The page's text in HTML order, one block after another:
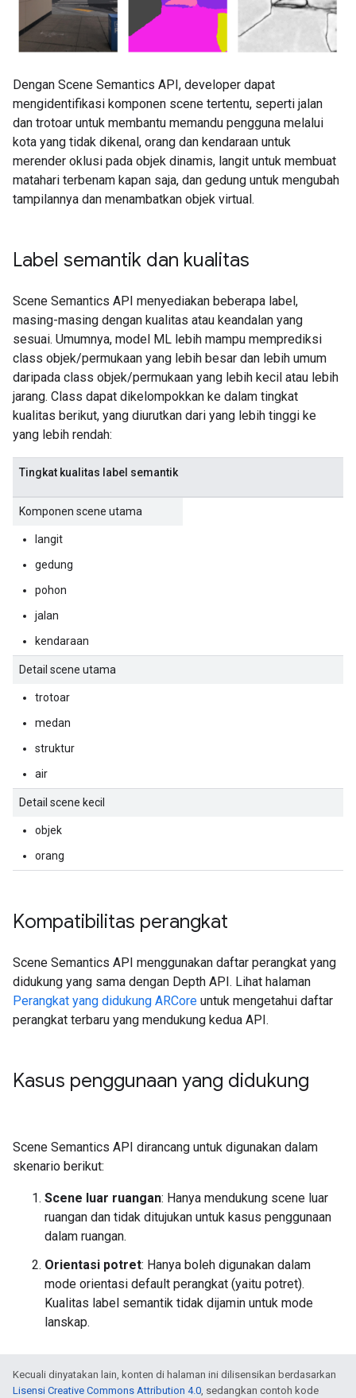
Dengan Scene Semantics API, developer dapat
mengidentifikasi komponen scene tertentu, seperti jalan
dan trotoar untuk membantu memandu pengguna melalui
kota yang tidak dikenal, orang dan kendaraan untuk
merender oklusi pada objek dinamis, langit untuk membuat
matahari terbenam kapan saja, dan gedung untuk mengubah
tampilannya dan menambatkan objek virtual.
Label semantik dan kualitas
Scene Semantics API menyediakan beberapa label,
masing-masing dengan kualitas atau keandalan yang
sesuai. Umumnya, model ML lebih mampu memprediksi
class objek/permukaan yang lebih besar dan lebih umum
daripada class objek/permukaan yang lebih kecil atau lebih
jarang. Class dapat dikelompokkan ke dalam tingkat
kualitas berikut, yang diurutkan dari yang lebih tinggi ke
yang lebih rendah:
Tingkat kualitas label semantik
Komponen scene utama
langit
gedung
pohon
jalan
kendaraan
Detail scene utama
trotoar
medan
struktur
air
Detail scene kecil
objek
orang
Kompatibilitas perangkat
Scene Semantics API menggunakan daftar perangkat yang
didukung yang sama dengan Depth API. Lihat halaman
Perangkat yang didukung ARCore untuk mengetahui daftar
perangkat terbaru yang mendukung kedua API.
Kasus penggunaan yang didukung
Scene Semantics API dirancang untuk digunakan dalam
skenario berikut:
Scene luar ruangan: Hanya mendukung scene luar
ruangan dan tidak ditujukan untuk kasus penggunaan
dalam ruangan.
Orientasi potret: Hanya boleh digunakan dalam
mode orientasi default perangkat (yaitu potret).
Kualitas label semantik tidak dijamin untuk mode
lanskap.
Kecuali dinyatakan lain, konten di halaman ini dilisensikan berdasarkan
Lisensi Creative Commons Attribution 4.0 , sedangkan contoh kode